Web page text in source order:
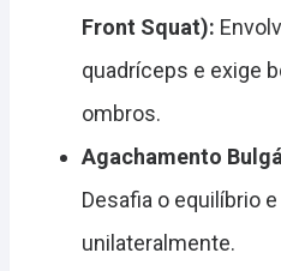
Front Squat):
quadríceps e exige
ombros.
Agachamento
Desafia o equilíbrio
unilateralmente.